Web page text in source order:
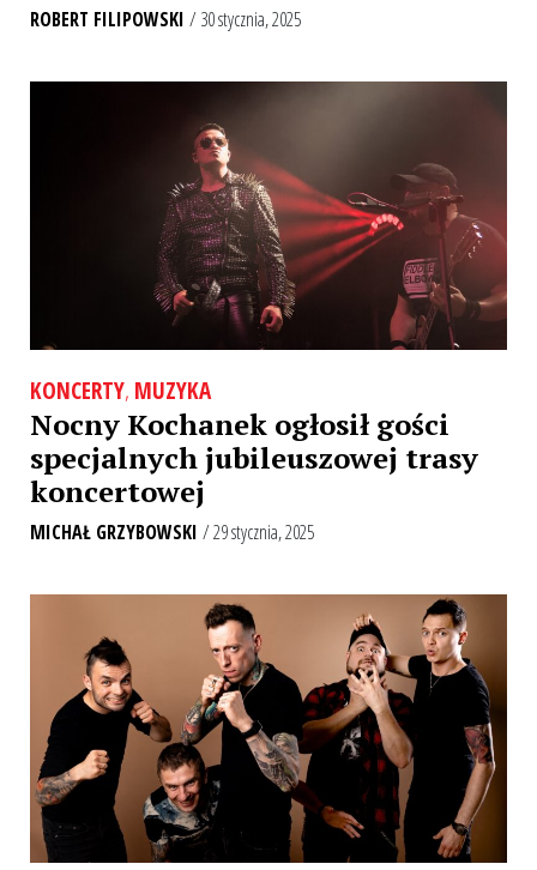
ROBERT FILIPOWSKI / 30 stycznia, 2025
KONCERTY, MUZYKA
Nocny Kochanek ogłosił gości
specjalnych jubileuszowej trasy
koncertowej
MICHAŁ GRZYBOWSKI / 29 stycznia, 2025